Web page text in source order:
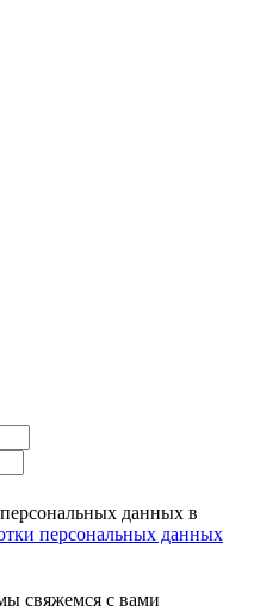
данных в
персональных данных
свяжемся с вами